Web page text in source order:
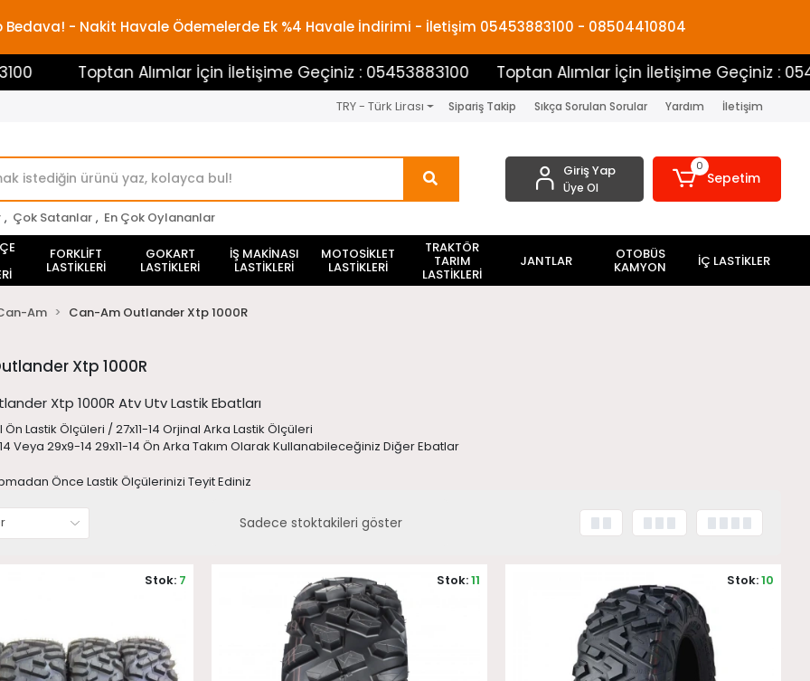
Bedava! - Nakit Havale Ödemelerde Ek %4 Havale İndirimi - İletişim 05453883100 - 08504410804
Toptan Alımlar İçin İletişime Geçiniz : 05453883100 Toptan Alımlar İçin İletişime Geçiniz :
TRY - Türk Lirası Sipariş Takip Sıkça Sorulan Sorular Yardım İletişim
, Çok Satanlar , En Çok Oylananlar
Giriş Yap
Üye Ol
0
Sepetim
FORKLİFT
LASTİKLERİ
GOKART
LASTİKLERİ
İŞ MAKİNASI
LASTİKLERİ
MOTOSİKLET
LASTİKLERİ
TRAKTÖR
TARIM
LASTİKLERİ
JANTLAR OTOBÜS
KAMYON İÇ LASTİKLER
Am Can-Am Outlander Xtp 1000R
Xtp 1000R
Xtp 1000R Atv Utv Lastik Ebatları
Lastik Ölçüleri / 27x11-14 Orjinal Arka Lastik Ölçüleri
Veya 29x9-14 29x11-14 Ön Arka Takım Olarak Kullanabileceğiniz Diğer Ebatlar
Önce Lastik Ölçülerinizi Teyit Ediniz
Sadece stoktakileri göster
Stok: 7 Stok:11 Stok:10